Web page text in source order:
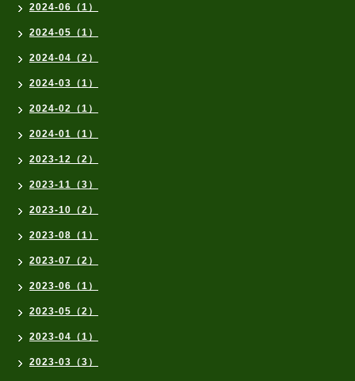
2024-06（1）
2024-05（1）
2024-04（2）
2024-03（1）
2024-02（1）
2024-01（1）
2023-12（2）
2023-11（3）
2023-10（2）
2023-08（1）
2023-07（2）
2023-06（1）
2023-05（2）
2023-04（1）
2023-03（3）